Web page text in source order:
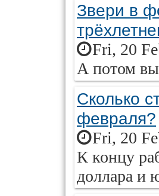
Звери в
Fri, 20
А потом
Сколько
февраля?
Fri, 20
К концу
доллара и